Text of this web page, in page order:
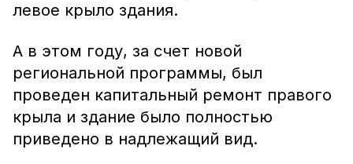
левое крыло здания.
А в этом году, за счет новой
региональной программы, был
проведен капитальный ремонт правого
крыла и здание было полностью
приведено в надлежащий вид.